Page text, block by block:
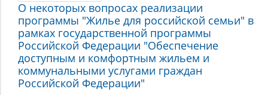
О некоторых вопросах реализации
программы "Жилье для российской семьи" в
рамках государственной программы
Российской Федерации "Обеспечение
доступным и комфортным жильем и
коммунальными услугами граждан
Российской Федерации"